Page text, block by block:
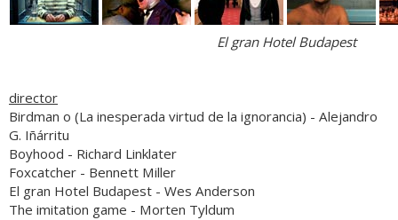
El gran Hotel Budapest
director
Birdman o (La inesperada virtud de la ignorancia) - Alejandro
G. Iñárritu
Boyhood - Richard Linklater
Foxcatcher - Bennett Miller
El gran Hotel Budapest - Wes Anderson
The imitation game - Morten Tyldum